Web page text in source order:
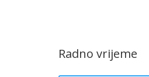
Radno vrijeme